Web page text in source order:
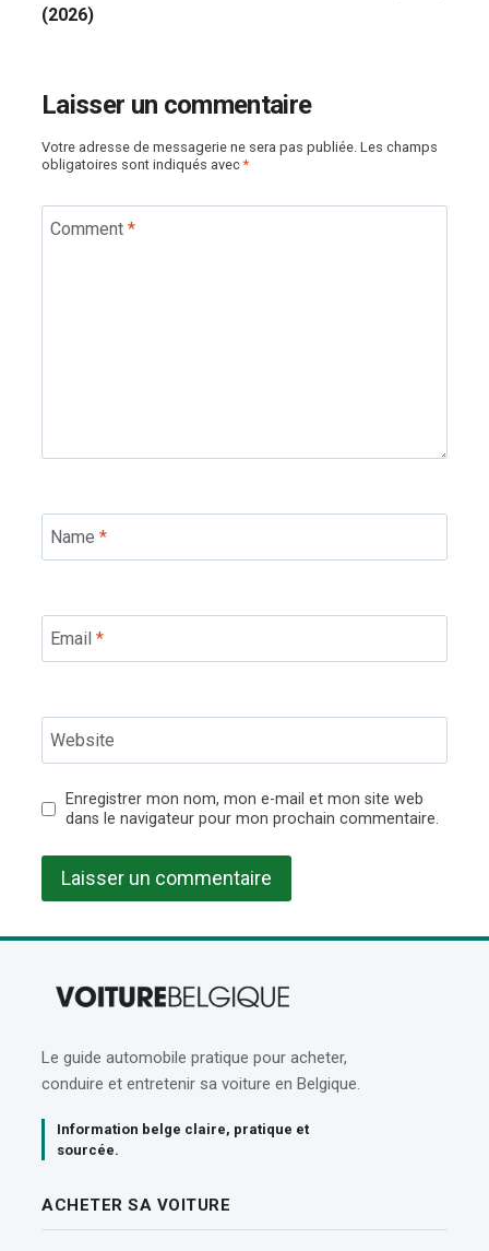
(2026)
Laisser un commentaire
Votre adresse de messagerie ne sera pas publiée. Les champs
obligatoires sont indiqués avec*
Comment *
Name *
Email *
Website
Enregistrer mon nom, mon e-mail et mon site web
dans le navigateur pour mon prochain commentaire.
Le guide automobile pratique pour acheter,
conduire et entretenir sa voiture en Belgique.
Information belge claire, pratique et
sourcée.
ACHETER SA VOITURE